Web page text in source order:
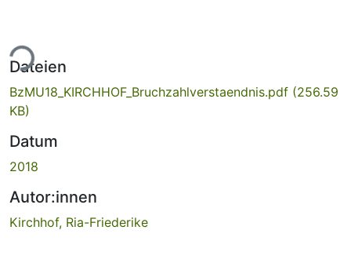
Dateien
BzMU18_KIRCHHOF_Bruchzahlverstaendnis.pdf (256.59
KB)
Datum
2018
Autor:innen
Kirchhof, Ria-Friederike